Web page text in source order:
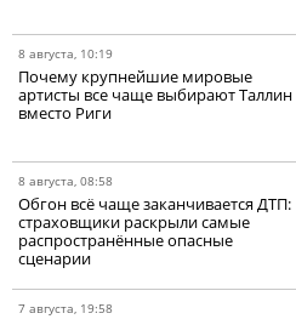
8 августа, 10:19
Почему крупнейшие мировые
артисты все чаще выбирают Таллин
вместо Риги
8 августа, 08:58
Обгон всё чаще заканчивается ДТП:
страховщики раскрыли самые
распространённые опасные
сценарии
7 августа, 19:58